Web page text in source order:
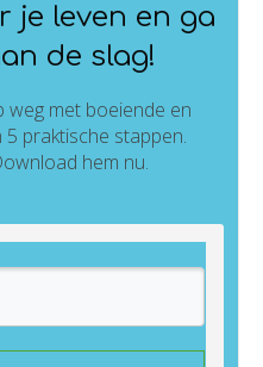
je leven en ga
de slag!
weg met boeiende en
praktische stappen.
hem nu.